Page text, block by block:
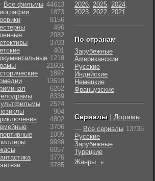
Все фильмы 44613
1873
8156
496
2082
3703
401
1219
21601
1897
13618
6262
8339
2574
904
4802
3706
1005
9939
6057
3776
3785
2026, 2025, 2024,
2023, 2022, 2021
По странам
Зарубежные
Американские
Русские
Индийские
Немецкие
Французские
Сериалы | Дорамы
— Все сериалы 13735
Русские
Зарубежные
Турецкие
Жанры
►